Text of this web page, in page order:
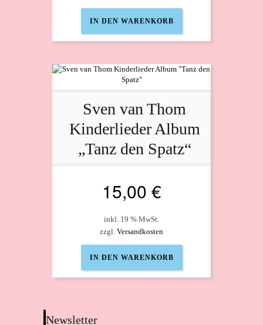
IN DEN WARENKORB
Sven van Thom
Kinderlieder Album
„Tanz den Spatz“
15,00 €
inkl. 19 % MwSt.
zzgl. Versandkosten
IN DEN WARENKORB
Newsletter